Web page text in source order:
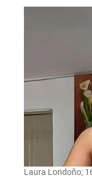
Laura Londoño;